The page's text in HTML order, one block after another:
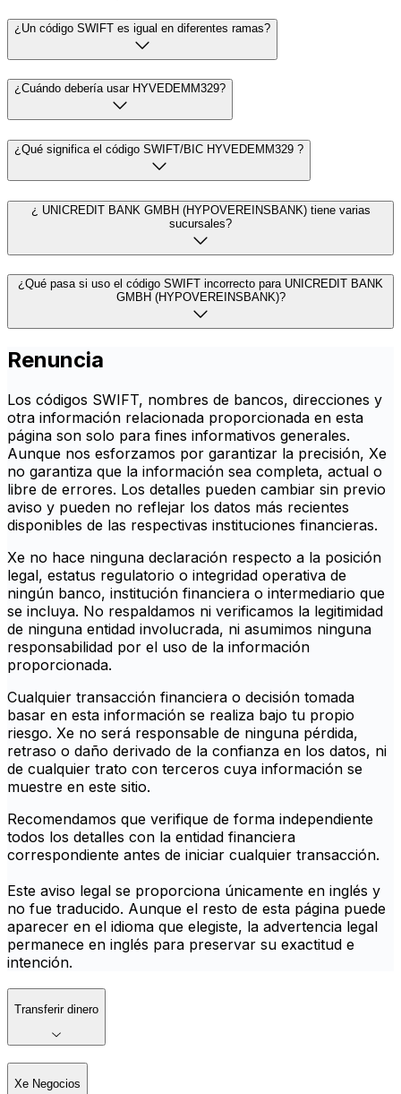
¿Un código SWIFT es igual en diferentes ramas?
¿Cuándo debería usar HYVEDEMM329?
¿Qué significa el código SWIFT/BIC HYVEDEMM329 ?
¿ UNICREDIT BANK GMBH (HYPOVEREINSBANK) tiene varias
sucursales?
¿Qué pasa si uso el código SWIFT incorrecto para UNICREDIT BANK
GMBH (HYPOVEREINSBANK)?
Renuncia
Los códigos SWIFT, nombres de bancos, direcciones y
otra información relacionada proporcionada en esta
página son solo para fines informativos generales.
Aunque nos esforzamos por garantizar la precisión, Xe
no garantiza que la información sea completa, actual o
libre de errores. Los detalles pueden cambiar sin previo
aviso y pueden no reflejar los datos más recientes
disponibles de las respectivas instituciones financieras.
Xe no hace ninguna declaración respecto a la posición
legal, estatus regulatorio o integridad operativa de
ningún banco, institución financiera o intermediario que
se incluya. No respaldamos ni verificamos la legitimidad
de ninguna entidad involucrada, ni asumimos ninguna
responsabilidad por el uso de la información
proporcionada.
Cualquier transacción financiera o decisión tomada
basar en esta información se realiza bajo tu propio
riesgo. Xe no será responsable de ninguna pérdida,
retraso o daño derivado de la confianza en los datos, ni
de cualquier trato con terceros cuya información se
muestre en este sitio.
Recomendamos que verifique de forma independiente
todos los detalles con la entidad financiera
correspondiente antes de iniciar cualquier transacción.
Este aviso legal se proporciona únicamente en inglés y
no fue traducido. Aunque el resto de esta página puede
aparecer en el idioma que elegiste, la advertencia legal
permanece en inglés para preservar su exactitud e
intención.
Transferir dinero
Xe Negocios